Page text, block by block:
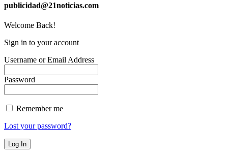
publicidad@21noticias.com
Welcome Back!
Sign in to your account
Username or Email Address
Password
Remember me
Lost your password?